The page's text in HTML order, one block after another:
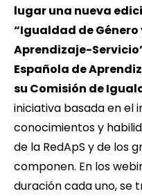
lugar una nueva
“Igualdad de Género
Aprendizaje-
Española de
su Comisión de
iniciativa basada en el
conocimientos y
de la RedApS y de los
componen. En los
duración cada uno, se